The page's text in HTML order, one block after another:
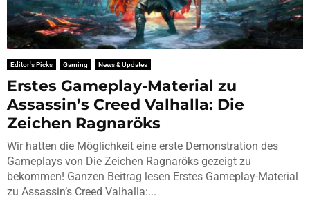
Editor's Picks Gaming News & Updates
Erstes Gameplay-Material zu
Assassin’s Creed Valhalla: Die
Zeichen Ragnaröks
Wir hatten die Möglichkeit eine erste Demonstration des
Gameplays von Die Zeichen Ragnaröks gezeigt zu
bekommen! Ganzen Beitrag lesen Erstes Gameplay-Material
zu Assassin’s Creed Valhalla:...